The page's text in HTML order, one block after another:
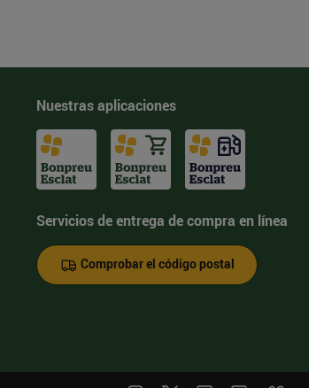
Nuestras aplicaciones
Servicios de entrega de compra en línea
Comprobar el código postal